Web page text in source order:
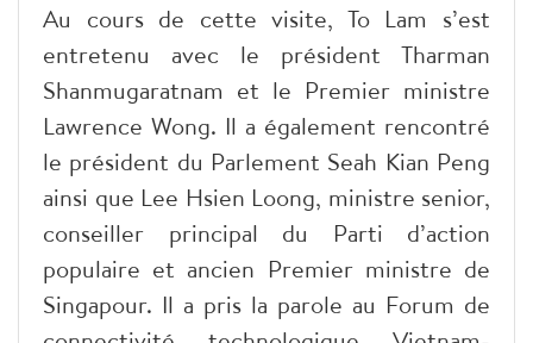
Au cours de cette visite, To Lam s’est
entretenu avec le président Tharman
Shanmugaratnam et le Premier ministre
Lawrence Wong. Il a également rencontré
le président du Parlement Seah Kian Peng
ainsi que Lee Hsien Loong, ministre senior,
conseiller principal du Parti d’action
populaire et ancien Premier ministre de
Singapour. Il a pris la parole au Forum de